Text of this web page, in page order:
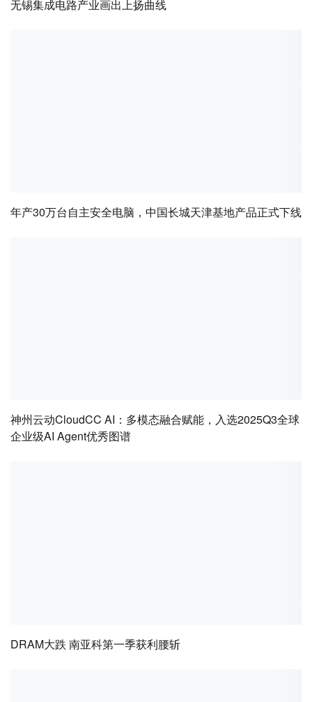
无锡集成电路产业画出上扬曲线
年产30万台自主安全电脑，中国长城天津基地产品正式下线
神州云动CloudCC AI：多模态融合赋能，入选2025Q3全球
企业级AI Agent优秀图谱
DRAM大跌 南亚科第一季获利腰斩